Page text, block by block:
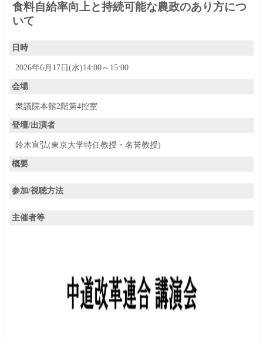
食料自給率向上と持続可能な農政のあり方につ
いて
日時
2026年6月17日(水)14:00～15:00
会場
衆議院本館2階第4控室
登壇/出演者
鈴木宣弘(東京大学特任教授・名誉教授)
概要
参加/視聴方法
主催者等